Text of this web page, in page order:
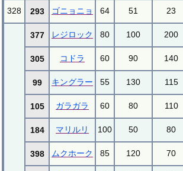
328 293 ゴニョニョ 64 51 23
377 レジロック 80 100 200
305 コドラ 60 90 140
99 キングラー 55 130 115
105 ガラガラ 60 80 110
184 マリルリ 100 50 80
398 ムクホーク 85 120 70